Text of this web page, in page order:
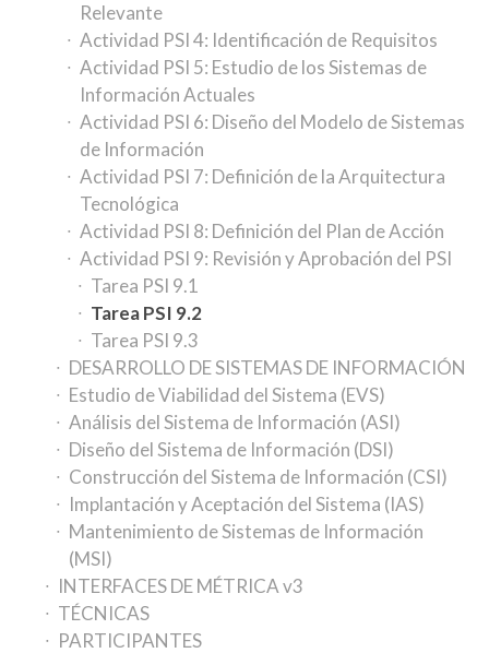
Relevante
Actividad PSI 4: Identificación de Requisitos
Actividad PSI 5: Estudio de los Sistemas de
Información Actuales
Actividad PSI 6: Diseño del Modelo de Sistemas
de Información
Actividad PSI 7: Definición de la Arquitectura
Tecnológica
Actividad PSI 8: Definición del Plan de Acción
Actividad PSI 9: Revisión y Aprobación del PSI
Tarea PSI 9.1
Tarea PSI 9.2
Tarea PSI 9.3
DESARROLLO DE SISTEMAS DE INFORMACIÓN
Estudio de Viabilidad del Sistema (EVS)
Análisis del Sistema de Información (ASI)
Diseño del Sistema de Información (DSI)
Construcción del Sistema de Información (CSI)
Implantación y Aceptación del Sistema (IAS)
Mantenimiento de Sistemas de Información
(MSI)
INTERFACES DE MÉTRICA v3
TÉCNICAS
PARTICIPANTES